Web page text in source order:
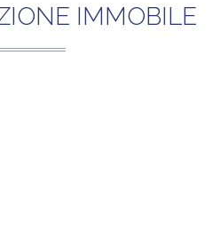
IMMOBILE